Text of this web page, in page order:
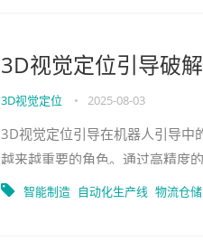
3D视觉定位引导破
3D视觉定位 • 2025-08-03
3D视觉定位引导在机器人引导中
越来越重要的角色。通过高精度
如装配、焊接和涂胶。这种技术
智能制造 自动化生产线 物流仓储